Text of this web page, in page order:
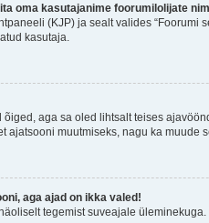
oma kasutajanime foorumilolijate
(KJP) ja sealt valides “Foorumi
kasutaja.
aga sa oled lihtsalt teises
ajatsooni muutmiseks, nagu ka muude
aga ajad on ikka valed!
tegemist suveajale